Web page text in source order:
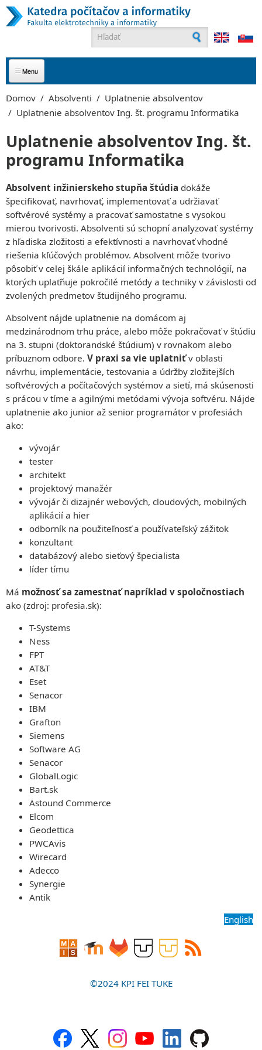
Skočiť na hlavný obsah
Vyhľadávanie
O NÁS
História katedry
Povedali o nás
VÝSKUM
Projekty
Konferencia Informatics
Ľudia
Vedenie katedry
Zamestnanci
Telefónny zoznam
MAGAZÍN KPI
UCHÁDZAČI
PRIHLÁSTE SA NA ŠTÚDIUM!
Podmienky prijatia
Prečo študovať informatiku u nás?
Povedali o nás
Ako prebieha štúdium
Študijné programy
Bakalárske študijné programy
Inžinierske študijné programy
Doktorandský študijný program
Ubytovanie a stravovanie
Sieť a WiFi
Deň otvorených dverí
Časopis Haló TU
Magazín KPI
ŠTUDENTI
Doktorandské štúdium
Študijné programy
Bakalárske študijné programy
Inžinierske študijné programy
Doktorandský študijný program
Informačné systémy
Moodle – učebné materiály
MAIS – známky, skúšky, rozvrhy
Pošta
ZÁVEREČNÉ PRÁCE
ŠTÁTNE SKÚŠKY
Mobility
Štúdium v zahraničí
ERASMUS+
CEEPUS
ABSOLVENTI
Uplatnenie absolventov
Bakalári (Bc.)
Inžinieri (Ing.)
ZAMESTNANCI
Zamestnanci
Vedenie katedry
Členovia katedry
Telefónny zoznam
LABORATÓRIÁ
Laboratórne miestnosti
PROJEKTY
Prihlásenie cez TUKE SSO
PARTNERI
S kým spolupracujeme
Univerzity
Spoločnosti
Iné
PROJEKTY
T-UNI
Akcie
Živé IT projekty
BEAT_IT!
T-Systems Hackathon
Spolupráca
Chcete prísť prednášať?
MAGAZÍN
Domov / Absolventi / Uplatnenie absolventov
/ Uplatnenie absolventov Ing. št. programu Informatika
Uplatnenie absolventov Ing. št.
programu Informatika
Absolvent inžinierskeho stupňa štúdia dokáže
špecifikovať, navrhovať, implementovať a udržiavať
softvérové systémy a pracovať samostatne s vysokou
mierou tvorivosti. Absolventi sú schopní analyzovať systémy
z hľadiska zložitosti a efektívnosti a navrhovať vhodné
riešenia kľúčových problémov. Absolvent môže tvorivo
pôsobiť v celej škále aplikácií informačných technológií, na
ktorých uplaťňuje pokročilé metódy a techniky v závislosti od
zvolených predmetov študijného programu.
Absolvent nájde uplatnenie na domácom aj
medzinárodnom trhu práce, alebo môže pokračovať v štúdiu
na 3. stupni (doktorandské štúdium) v rovnakom alebo
príbuznom odbore. V praxi sa vie uplatniťv oblasti
návrhu, implementácie, testovania a údržby zložitejších
softvérových a počítačových systémov a sietí, má skúsenosti
s prácou v tíme a agilnými metódami vývoja softvéru. Nájde
uplatnenie ako junior až senior programátor v profesiách
ako:
vývojár
tester
architekt
projektový manažér
vývojár či dizajnér webových, cloudových, mobilných
aplikácií a hier
odborník na použiteľnosť a používateľský zážitok
konzultant
databázový alebo sieťový špecialista
líder tímu
Má možnosť sa zamestnať napríklad v spoločnostiach
ako (zdroj: profesia.sk):
T-Systems
Ness
FPT
AT&T
Eset
Senacor
IBM
Grafton
Siemens
Software AG
Senacor
GlobalLogic
Bart.sk
Astound Commerce
Elcom
Geodettica
PWCAvis
Wirecard
Adecco
Synergie
Antik
English
©2024 KPI FEI TUKE